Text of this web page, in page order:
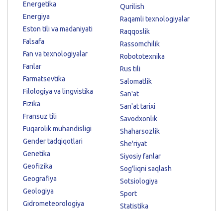
Energetika
Energiya
Eston tili va madaniyati
Falsafa
Fan va texnologiyalar
Fanlar
Farmatsevtika
Filologiya va lingvistika
Fizika
Fransuz tili
Fuqarolik muhandisligi
Gender tadqiqotlari
Genetika
Geofizika
Geografiya
Geologiya
Gidrometeorologiya
Qurilish
Raqamli texnologiyalar
Raqqoslik
Rassomchilik
Robototexnika
Rus tili
Salomatlik
San'at
San'at tarixi
Savodxonlik
Shaharsozlik
She'riyat
Siyosiy fanlar
Sog'liqni saqlash
Sotsiologiya
Sport
Statistika